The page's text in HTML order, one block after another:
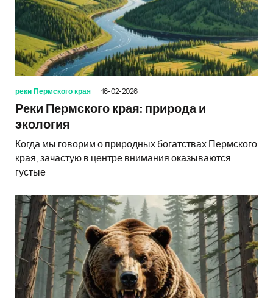
реки Пермского края 16-02-2026
Реки Пермского края: природа и
экология
Когда мы говорим о природных богатствах Пермского
края, зачастую в центре внимания оказываются
густые